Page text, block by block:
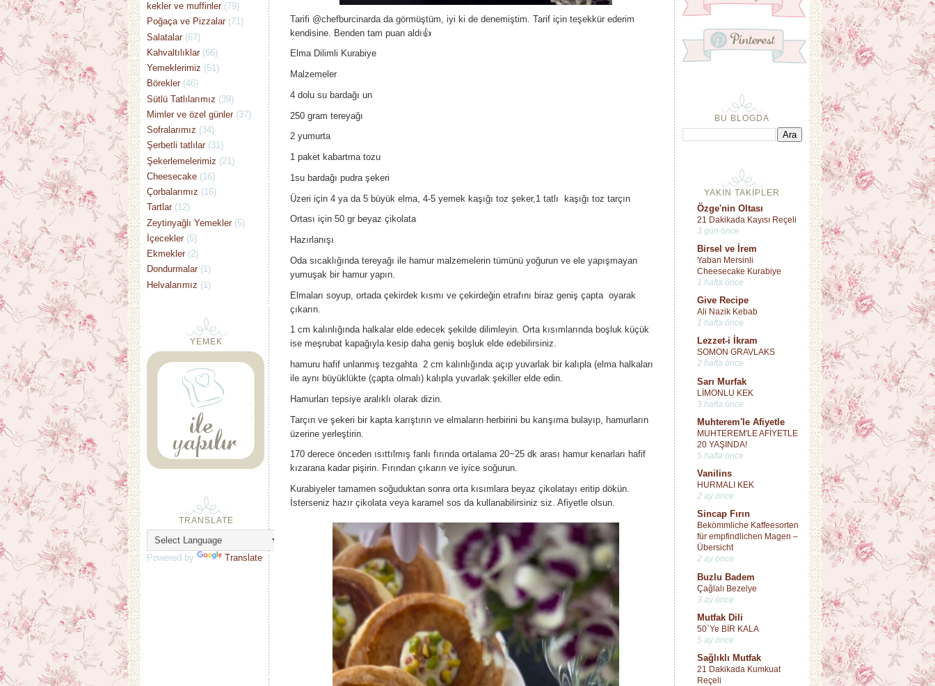
BU BLOGDA
YAKIN TAKİPLER
Özge'nin Oltası
21 Dakikada Kayısı Reçeli
3 gün önce
Birsel ve İrem
Yaban Mersinli
Cheesecake Kurabiye
1 hafta önce
Give Recipe
Ali Nazik Kebab
1 hafta önce
Lezzet-i İkram
SOMON GRAVLAKS
2 hafta önce
Sarı Murfak
LİMONLU KEK
3 hafta önce
Muhterem'le Afiyetle
MUHTEREM'LE AFİYETLE
20 YAŞINDA!
5 hafta önce
Vanilins
HURMALI KEK
2 ay önce
Sincap Fırın
Bekömmliche Kaffeesorten
für empfindlichen Magen –
Übersicht
2 ay önce
Buzlu Badem
Çağlalı Bezelye
3 ay önce
Mutfak Dili
50`Ye BİR KALA
5 ay önce
Sağlıklı Mutfak
21 Dakikada Kumkuat
Reçeli
Tarifi @chefburcinarda da görmüştüm, iyi ki de denemiştim. Tarif için teşekkür ederim
kendisine. Benden tam puan aldı👍
Elma Dilimli Kurabiye
Malzemeler
4 dolu su bardağı un
250 gram tereyağı
2 yumurta
1 paket kabartma tozu
1su bardağı pudra şekeri
Üzeri için 4 ya da 5 büyük elma, 4-5 yemek kaşığı toz şeker,1 tatlı kaşığı toz tarçın
Ortası için 50 gr beyaz çikolata
Hazırlanışı
Oda sıcaklığında tereyağı ile hamur malzemelerin tümünü yoğurun ve ele yapışmayan
yumuşak bir hamur yapın.
Elmaları soyup, ortada çekirdek kısmı ve çekirdeğin etrafını biraz geniş çapta oyarak
çıkarın.
1 cm kalınlığında halkalar elde edecek şekilde dilimleyin. Orta kısımlarında boşluk küçük
ise meşrubat kapağıyla kesip daha geniş boşluk elde edebilirsiniz.
hamuru hafif unlanmış tezgahta 2 cm kalınlığında açıp yuvarlak bir kalıpla (elma halkaları
ile aynı büyüklükte (çapta olmalı) kalıpla yuvarlak şekiller elde edin.
Hamurları tepsiye aralıklı olarak dizin.
Tarçın ve şekeri bir kapta karıştırın ve elmaların herbirini bu karışıma bulayıp, hamurların
üzerine yerleştirin.
170 derece önceden ısıttılmış fanlı fırında ortalama 20~25 dk arası hamur kenarları hafif
kızarana kadar pişirin. Fırından çıkarın ve iyice soğurun.
Kurabiyeler tamamen soğuduktan sonra orta kısımlara beyaz çikolatayı eritip dökün.
İsterseniz hazır çikolata veya karamel sos da kullanabilirsiniz siz. Afiyetle olsun.
kekler ve muffinler (79)
Poğaça ve Pizzalar (71)
Salatalar (67)
Kahvaltılıklar (66)
Yemeklerimiz (51)
Börekler (46)
Sütlü Tatlılarımız (39)
Mimler ve özel günler (37)
Sofralarımız (34)
Şerbetli tatlılar (31)
Şekerlemelerimiz (21)
Cheesecake (16)
Çorbalarımız (16)
Tartlar (12)
Zeytinyağlı Yemekler (5)
İçecekler (5)
Ekmekler (2)
Dondurmalar (1)
Helvalarımız (1)
YEMEK
TRANSLATE
Powered by Translate